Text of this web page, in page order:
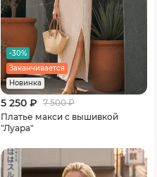
-30%
Заканчивается
Новинка
5 250 ₽ 7 500₽
Платье макси с вышивкой
"Луара"